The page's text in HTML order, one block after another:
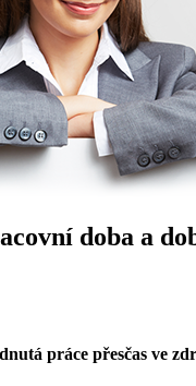
doba a
práce přesčas ve